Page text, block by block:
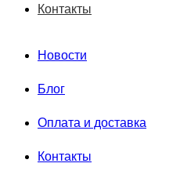
Контакты
Новости
Блог
Оплата и доставка
Контакты